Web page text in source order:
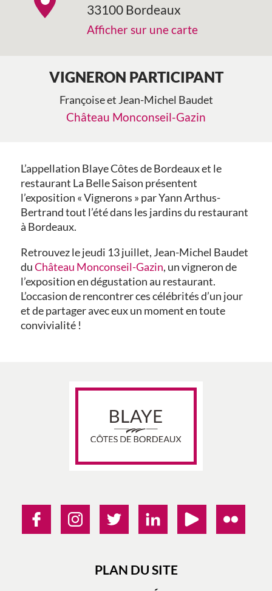
33100 Bordeaux
Afficher sur une carte
VIGNERON PARTICIPANT
Françoise et Jean-Michel Baudet
Château Monconseil-Gazin
L’appellation Blaye Côtes de Bordeaux et le
restaurant La Belle Saison présentent
l’exposition « Vignerons » par Yann Arthus-
Bertrand tout l’été dans les jardins du restaurant
à Bordeaux.
Retrouvez le jeudi 13 juillet, Jean-Michel Baudet
duChâteau Monconseil-Gazin, un vigneron de
l’exposition en dégustation au restaurant.
L’occasion de rencontrer ces célébrités d’un jour
et de partager avec eux un moment en toute
convivialité !
PLAN DU SITE